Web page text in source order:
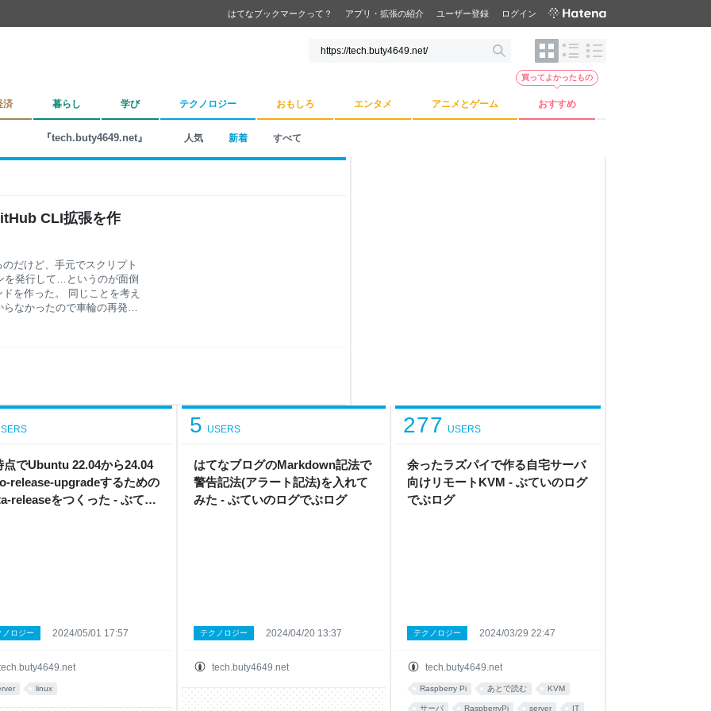
はてなブックマークって？ アプリ・拡張の紹介 ユーザー登録 ログイン
済 暮らし 学び テクノロジー おもしろ エンタメ アニメとゲーム おすすめ
買ってよかったもの
『tech.buty4649.net』 人気 新着 すべて
CLI拡張を作
だけど、手元でスクリプト
を発行して…というのが面倒
を作った。 同じことを考え
なかったので車輪の再発明
点でUbuntu 22.04から24.04
release-upgradeするための
releaseをつくった - ぶてい
ノロジー 2024/05/01 17:57
linux
はてなブログのMarkdown記法で
警告記法(アラート記法)を入れて
みた - ぶていのログでぶログ
5 USERS
tech.buty4649.net
テクノロジー 2024/04/20 13:37
余ったラズパイで作る自宅サーバ
向けリモートKVM - ぶていのログ
でぶログ
277 USERS
tech.buty4649.net
テクノロジー 2024/03/29 22:47
Raspberry Pi あとで読む KVM
サーバ RaspberryPi server IT